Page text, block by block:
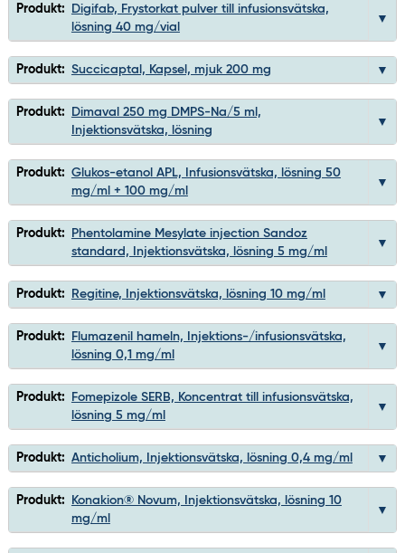
Produkt:
Digifab, Frystorkat pulver till infusionsvätska,
lösning 40 mg/vial
Produkt: Succicaptal, Kapsel, mjuk 200 mg
Produkt:
Dimaval 250 mg DMPS-Na/5 ml,
Injektionsvätska, lösning
Produkt: Glukos-etanol APL, Infusionsvätska, lösning 50
mg/ml + 100 mg/ml
Produkt:
Phentolamine Mesylate injection Sandoz
standard, Injektionsvätska, lösning 5 mg/ml
Produkt: Regitine, Injektionsvätska, lösning 10 mg/ml
Produkt:
Flumazenil hameln, Injektions-/infusionsvätska,
lösning 0,1 mg/ml
Produkt:
Fomepizole SERB, Koncentrat till infusionsvätska,
lösning 5 mg/ml
Produkt: Anticholium, Injektionsvätska, lösning 0,4 mg/ml
Produkt:
Konakion® Novum, Injektionsvätska, lösning 10
mg/ml